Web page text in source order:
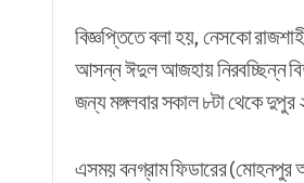
বিজ্ঞপ্তিতে বলা হয়, নেসকো
আসন্ন ঈদুল আজহায় নিরবচ্ছিন্ন
জন্য মঙ্গলবার সকাল ৮টা থেকে দুপুর
এসময় বনগ্রাম ফিডারের (মোহনপুর